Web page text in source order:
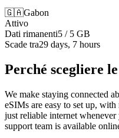
🇬🇦Gabon
Attivo
Dati rimanenti5 / 5 GB
Scade tra29 days, 7 hours
Perché scegliere
We make staying connected
eSIMs are easy to set up,
just reliable internet
support team is available